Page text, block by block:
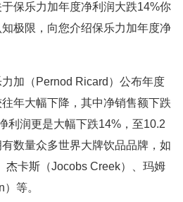
保乐力加年度净利润大跌14%你
极限，向您介绍保乐力加年度净
加（Pernod Ricard）公布年度
年大幅下降，其中净销售额下跌
利润更是大幅下跌14%，至10.2
数量众多世界大牌饮品品牌，如
杰卡斯（Jocobs Creek）、玛姆
等。